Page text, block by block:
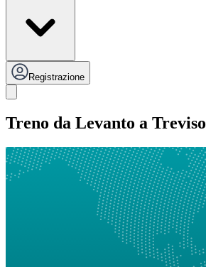
Registrazione
Treno da Levanto a Treviso